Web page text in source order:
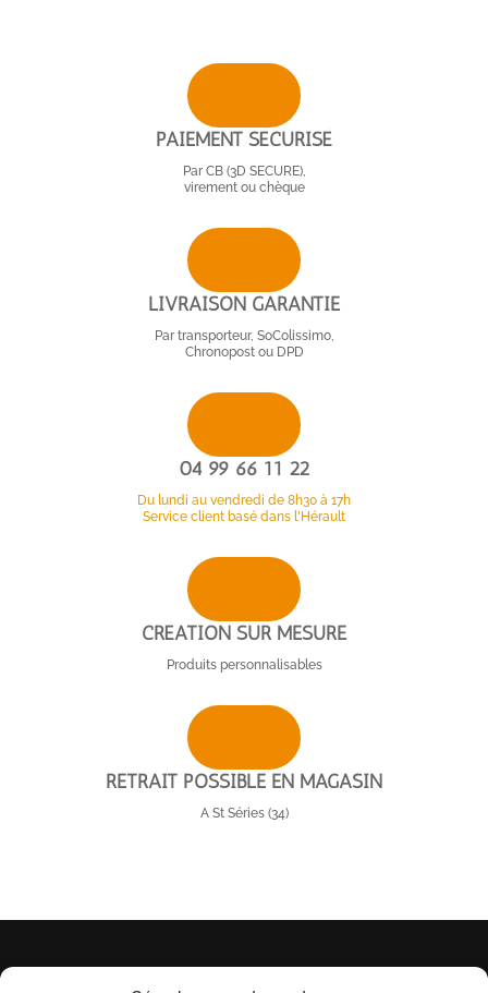
PAIEMENT SÉCURISÉ
Par CB (3D SECURE),
virement ou chèque
LIVRAISON GARANTIE
Par transporteur, SoColissimo,
Chronopost ou DPD
04 99 66 11 22
Du lundi au vendredi de 8h30 à 17h
Service client basé dans l'Hérault
CRÉATION SUR MESURE
Produits personnalisables
RETRAIT POSSIBLE EN MAGASIN
A St Séries (34)